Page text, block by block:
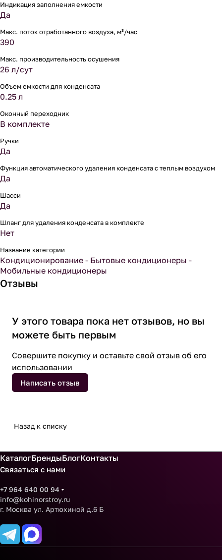
Индикация заполнения емкости
Да
Макс. поток отработанного воздуха, м³/час
390
Макс. производительность осушения
26 л/сут
Объем емкости для конденсата
0.25 л
Оконный переходник
В комплекте
Ручки
Да
Функция автоматического удаления конденсата с теплым воздухом
Да
Шасси
Да
Шланг для удаления конденсата в комплекте
Нет
Название категории
Кондиционирование - Бытовые кондиционеры -
Мобильные кондиционеры
Отзывы
У этого товара пока нет отзывов, но вы
можете быть первым
Совершите покупку и оставьте свой отзыв об его
использовании
Написать отзыв
Назад к списку
КаталогБрендыБлогКонтакты
Связаться с нами
+7 964 640 00 94
info@kohinorstroy.ru
г. Москва ул. Артюхиной д.6 Б